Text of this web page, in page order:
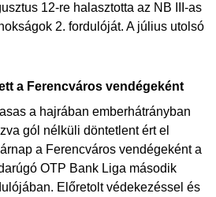
12-re halasztotta az NB III-as
2. fordulóját. A július utolsó
a Ferencváros vendégeként
a hajrában emberhátrányban
gól nélküli döntetlent ért el
a Ferencváros vendégeként a
OTP Bank Liga második
Előretolt védekezéssel és